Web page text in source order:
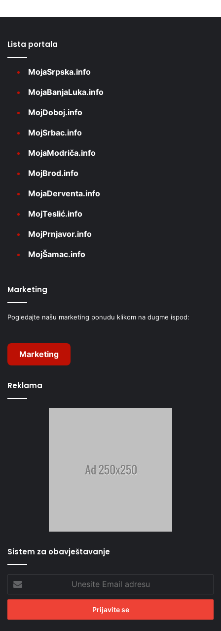
Lista portala
MojaSrpska.info
MojaBanjaLuka.info
MojDoboj.info
MojSrbac.info
MojaModriča.info
MojBrod.info
MojaDerventa.info
MojTeslić.info
MojPrnjavor.info
MojŠamac.info
Marketing
Pogledajte našu marketing ponudu klikom na dugme ispod:
Marketing
Reklama
Sistem za obavještavanje
Email
adresu